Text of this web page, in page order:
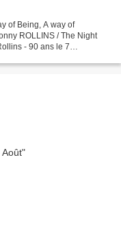
of Being, A way of
ROLLINS / The Night
- 90 ans le 7